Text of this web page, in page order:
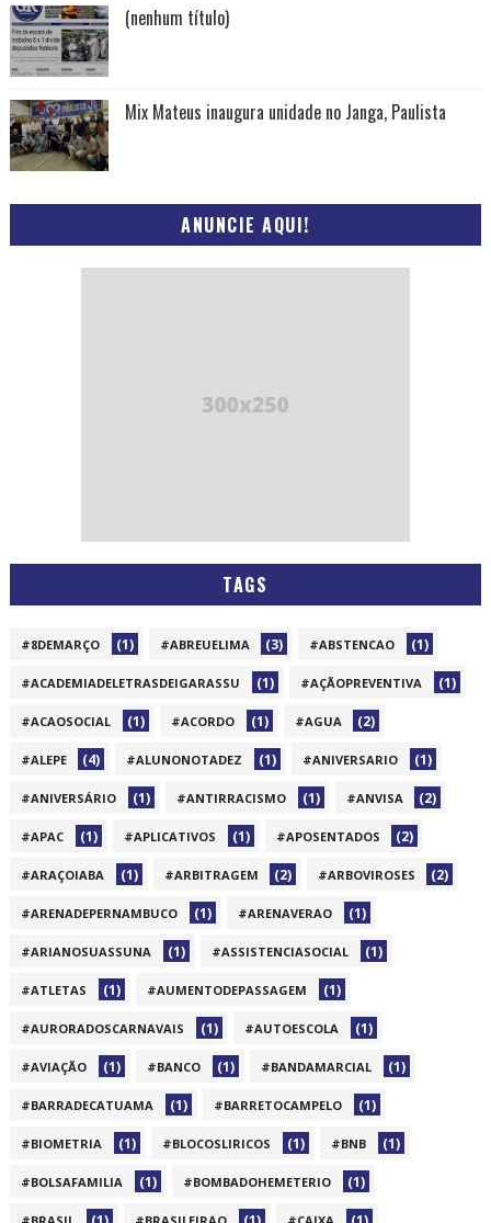
(nenhum título)
Mix Mateus inaugura unidade no Janga, Paulista
ANUNCIE AQUI!
TAGS
#8DEMARÇO (1) #ABREUELIMA (3) #ABSTENCAO (1)
#ACADEMIADELETRASDEIGARASSU (1) #AÇÃOPREVENTIVA (1)
#ACAOSOCIAL (1) #ACORDO (1) #AGUA (2)
#ALEPE (4) #ALUNONOTADEZ (1) #ANIVERSARIO (1)
#ANIVERSÁRIO (1) #ANTIRRACISMO (1) #ANVISA (2)
#APAC (1) #APLICATIVOS (1) #APOSENTADOS (2)
#ARAÇOIABA (1) #ARBITRAGEM (2) #ARBOVIROSES (2)
#ARENADEPERNAMBUCO (1) #ARENAVERAO (1)
#ARIANOSUASSUNA (1) #ASSISTENCIASOCIAL (1)
#ATLETAS (1) #AUMENTODEPASSAGEM (1)
#AURORADOSCARNAVAIS (1) #AUTOESCOLA (1)
#AVIAÇÃO (1) #BANCO (1) #BANDAMARCIAL (1)
#BARRADECATUAMA (1) #BARRETOCAMPELO (1)
#BIOMETRIA (1) #BLOCOSLIRICOS (1) #BNB (1)
#BOLSAFAMILIA (1) #BOMBADOHEMETERIO (1)